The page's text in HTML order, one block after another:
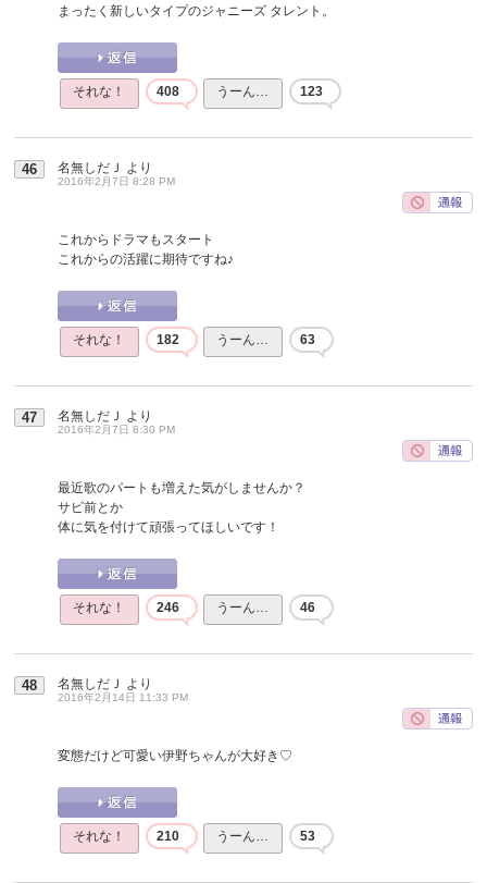
まったく新しいタイプのジャニーズ タレント。
それな！ 408 うーん… 123
46 名無しだＪ より
2016年2月7日 8:28 PM
これからドラマもスタート
これからの活躍に期待ですね♪
それな！ 182 うーん… 63
47 名無しだＪ より
2016年2月7日 8:30 PM
最近歌のパートも増えた気がしませんか？
サビ前とか
体に気を付けて頑張ってほしいです！
それな！ 246 うーん… 46
48 名無しだＪ より
2016年2月14日 11:33 PM
変態だけど可愛い伊野ちゃんが大好き♡
それな！ 210 うーん… 53